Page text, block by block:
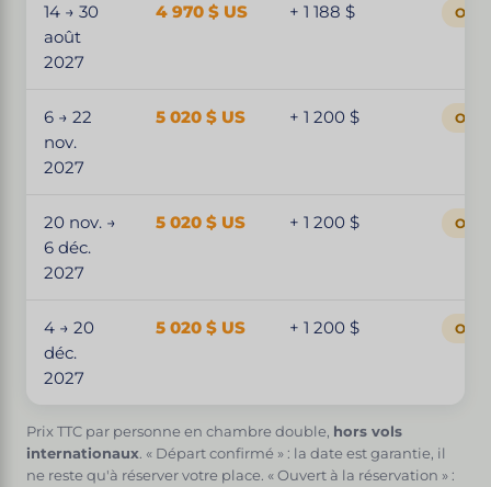
14 → 30
août
2027
4 970 $ US + 1 188 $
6 → 22
nov.
2027
5 020 $ US + 1 200 $
20 nov. →
6 déc.
2027
5 020 $ US + 1 200 $
4 → 20
déc.
2027
5 020 $ US + 1 200 $
Prix TTC par personne en chambre double, hors vols
internationaux. « Départ confirmé » : la date est garantie, il
ne reste qu'à réserver votre place. « Ouvert à la réservation » :